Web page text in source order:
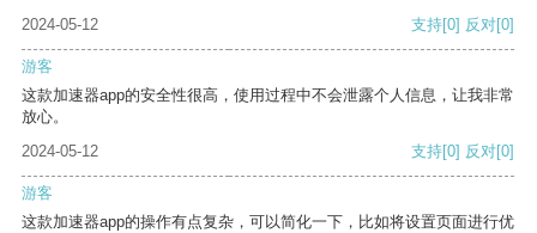
2024-05-12 支持[0] 反对[0]
游客
这款加速器app的安全性很高，使用过程中不会泄露个人信息，让我非常
放心。
2024-05-12
支持[0] 反对[0]
游客
这款加速器app的操作有点复杂，可以简化一下，比如将设置页面进行优